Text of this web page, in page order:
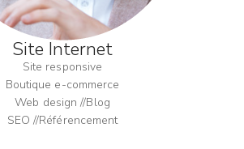
Site Internet
Site responsive
Boutique e-commerce
Web design //Blog
SEO //Référencement